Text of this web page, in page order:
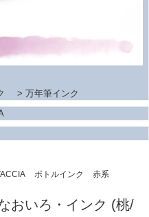
> 万年筆インク
ボトルインク 赤系
おいろ・インク (桃/